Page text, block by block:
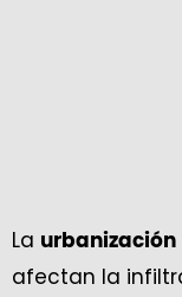
La urbanización
afectan la